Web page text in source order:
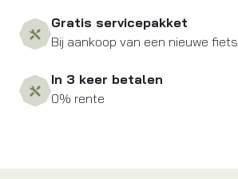
Gratis servicepakket
Bij aankoop van een nieuwe fiets
In 3 keer betalen
0% rente